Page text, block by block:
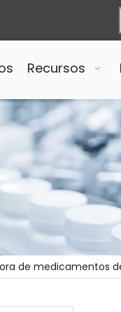
Recursos
de medicamentos